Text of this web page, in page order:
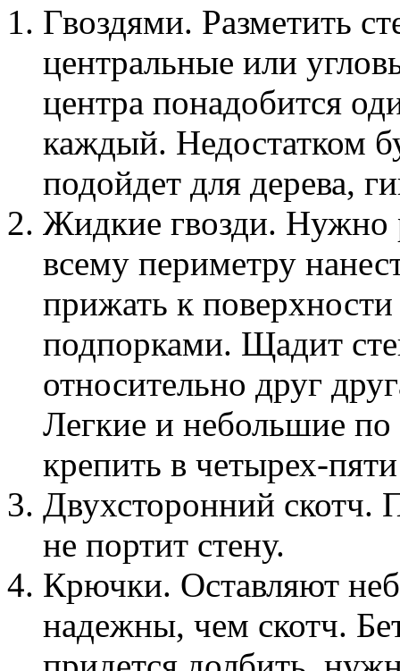
Гвоздями. Разметить
центральные или
центра понадобится
каждый. Недостатком
подойдет для дерева,
Жидкие гвозди. Нужно
всему периметру
прижать к
подпорками. Щадит
относительно друг
Легкие и небольшие
крепить в четырех-
Двухсторонний скотч.
не портит стену.
Крючки. Оставляют
надежны, чем скотч.